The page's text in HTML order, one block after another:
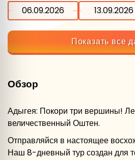
06.09.2026
13.09.2026
Показать все
Обзор
Адыгея: Покори три вершины!
величественный Оштен.
Отправляйся в настоящее
Наш 8-дневный тур создан для